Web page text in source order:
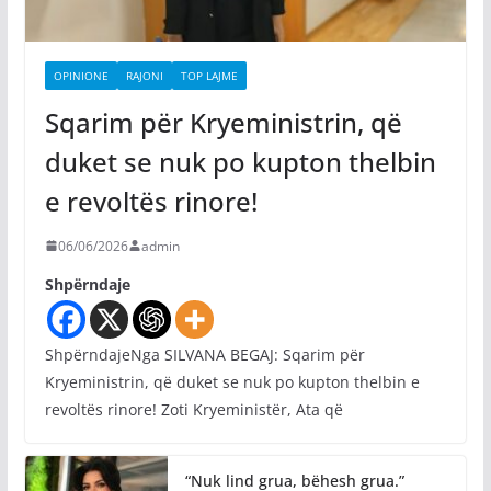
OPINIONE RAJONI TOP LAJME
Sqarim për Kryeministrin, që
duket se nuk po kupton thelbin
e revoltës rinore!
06/06/2026 admin
Shpërndaje
ShpërndajeNga SILVANA BEGAJ: Sqarim për
Kryeministrin, që duket se nuk po kupton thelbin e
revoltës rinore! Zoti Kryeministër, Ata që
“Nuk lind grua, bëhesh grua.”